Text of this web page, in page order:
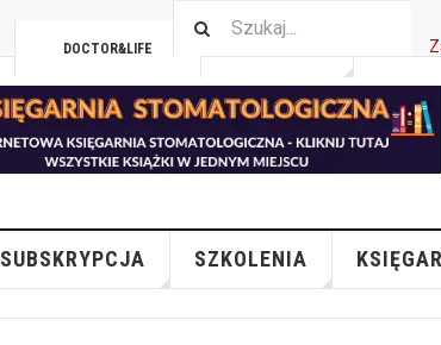
DOCTOR&LIFE
SUBSKRYPCJA SZKOLENIA